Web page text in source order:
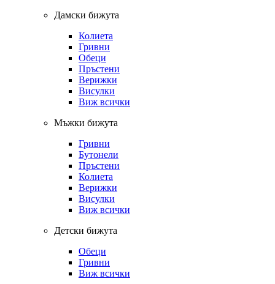
Дамски бижута
Колиета
Гривни
Обеци
Пръстени
Верижки
Висулки
Виж всички
Мъжки бижута
Гривни
Бутонели
Пръстени
Колиета
Верижки
Висулки
Виж всички
Детски бижута
Обеци
Гривни
Виж всички